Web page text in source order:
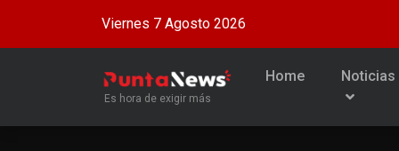
Viernes 7 Agosto 2026
Es hora de exigir más
Home Noticias